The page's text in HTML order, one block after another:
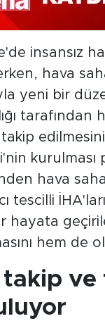
insansız
hava
yeni bir
tarafından
kurulması
hava
tescilli
hayata
hem
takip